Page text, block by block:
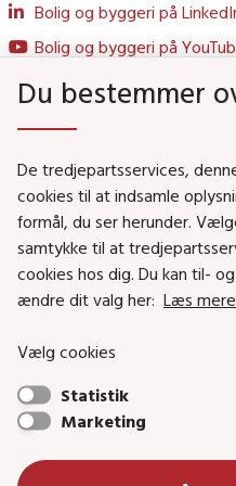
Bolig og byggeri på
Bolig og byggeri på
Social- og Boligministeriet
Job i Social- og
Puljer og tilskud
Nyhedsbreve
Social- og Boligstyrelsens
Social- og
Du bestemmer
De tredjepartsservices,
cookies til at indsamle
formål, du ser herunder.
samtykke til at
cookies hos dig. Du kan til-
ændre dit valg her: Læs
Vælg cookies
Statistik
Marketing